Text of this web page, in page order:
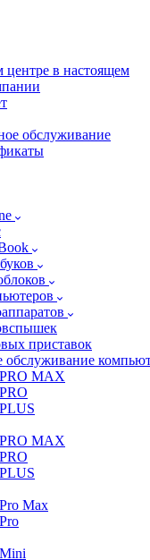
центре в настоящем
обслуживание
приставок
обслуживание
MAX
MAX
Max